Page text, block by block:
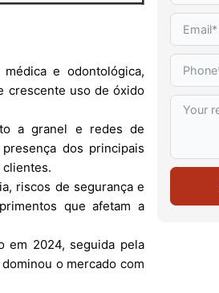
e odontológica,
crescente uso de óxido
a granel e redes de
dos principais
clientes.
riscos de segurança e
que afetam a
em 2024, seguida pela
o mercado com